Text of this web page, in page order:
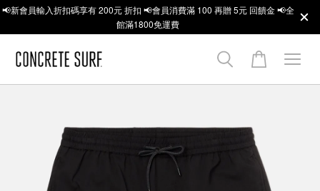
📢新會員輸入折扣碼享有 200元 折扣 📢會員消費滿 100 再贈 5元 回饋金 📢全
館滿1800免運費